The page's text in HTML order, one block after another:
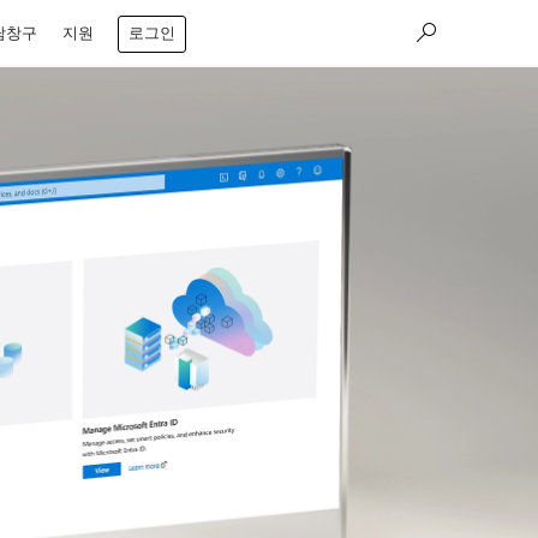
창구 지원 로그인